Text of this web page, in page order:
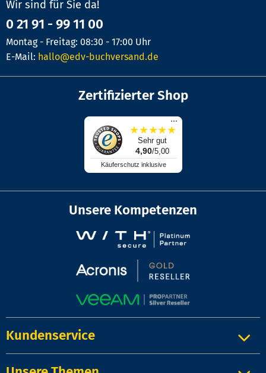
Wir sind für Sie da!
0 21 91 - 99 11 00
Montag - Freitag: 08:30 - 17:00 Uhr
E-Mail: hallo@edv-buchversand.de
Zertifizierter Shop
...
★★★★★
Sehr gut
4,90/5,00
Käuferschutz inklusive
Unsere Kompetenzen
Kundenservice